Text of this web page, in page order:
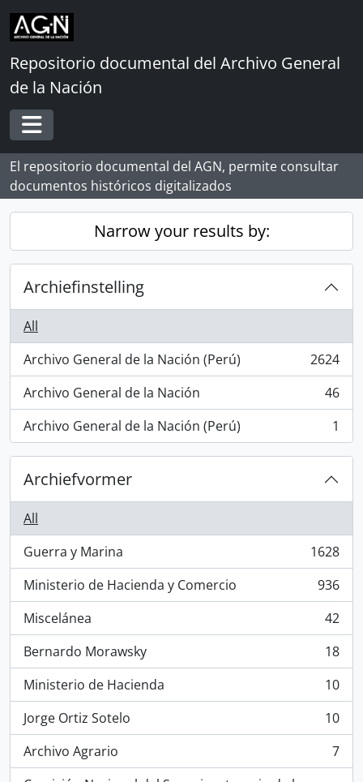
Skip to main content
Repositorio documental del Archivo General
de la Nación
Toggle navigation
El repositorio documental del AGN, permite consultar
documentos históricos digitalizados
Narrow your results by:
Archiefinstelling
All
Archivo General de la Nación (Perú)
, 2624 results
2624
Archivo General de la Nación
, 46 results
46
Archivo General de la Nación (Perú)
, 1 results 1
Archiefvormer
All
Guerra y Marina
, 1628 results
1628
Ministerio de Hacienda y Comercio
, 936 results
936
Miscelánea
, 42 results
42
Bernardo Morawsky
, 18 results
18
Ministerio de Hacienda
, 10 results
10
Jorge Ortiz Sotelo
, 10 results
10
Archivo Agrario
, 7 results
7